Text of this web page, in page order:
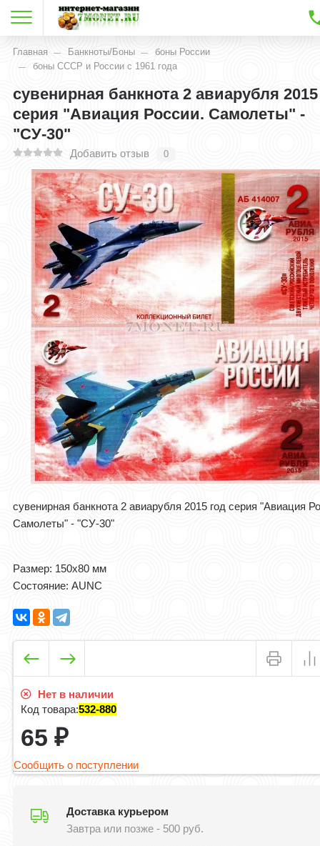
Главная Банкноты/Боны
боны России
боны СССР и России с 1961 года
сувенирная банкнота 2 авиарубля
серия "Авиация России. Самолеты" -
"СУ-30"
Добавить отзыв 0
сувенирная банкнота 2 авиарубля 2015 год серия "Авиация
Самолеты" - "СУ-30"
Размер: 150x80 мм
Состояние: АUNC
Нет в наличии
Код товара:532-880
65₽
Сообщить о поступлении
Доставка курьером
Завтра или позже - 500 руб.